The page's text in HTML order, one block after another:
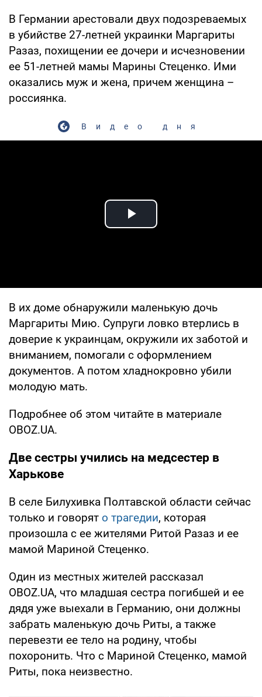
В Германии арестовали двух подозреваемых
в убийстве 27-летней украинки Маргариты
Разаз, похищении ее дочери и исчезновении
ее 51-летней мамы Марины Стеценко. Ими
оказались муж и жена, причем женщина –
россиянка.
Видео дня
Play Video
В их доме обнаружили маленькую дочь
Маргариты Мию. Супруги ловко втерлись в
доверие к украинцам, окружили их заботой и
вниманием, помогали с оформлением
документов. А потом хладнокровно убили
молодую мать.
Подробнее об этом читайте в материале
OBOZ.UA.
Две сестры учились на медсестер в
Харькове
В селе Билухивка Полтавской области сейчас
только и говорят о трагедии, которая
произошла с ее жителями Ритой Разаз и ее
мамой Мариной Стеценко.
Один из местных жителей рассказал
OBOZ.UA, что младшая сестра погибшей и ее
дядя уже выехали в Германию, они должны
забрать маленькую дочь Риты, а также
перевезти ее тело на родину, чтобы
похоронить. Что с Мариной Стеценко, мамой
Риты, пока неизвестно.